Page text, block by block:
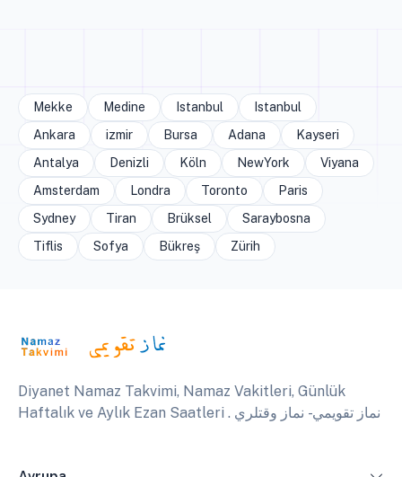
Mekke Medine Istanbul
Istanbul
Ankara
izmir Bursa Adana
Kayseri
Antalya
Denizli Köln NewYork
Viyana
Amsterdam
Londra Toronto
Paris
Sydney
Tiran Brüksel
Saraybosna
Tiflis
Sofya Bükreş Zürih
Diyanet Namaz Takvimi, Namaz Vakitleri, Günlük
Haftalık ve Aylık Ezan Saatleri . نماز تقويمي - نماز وقتلري